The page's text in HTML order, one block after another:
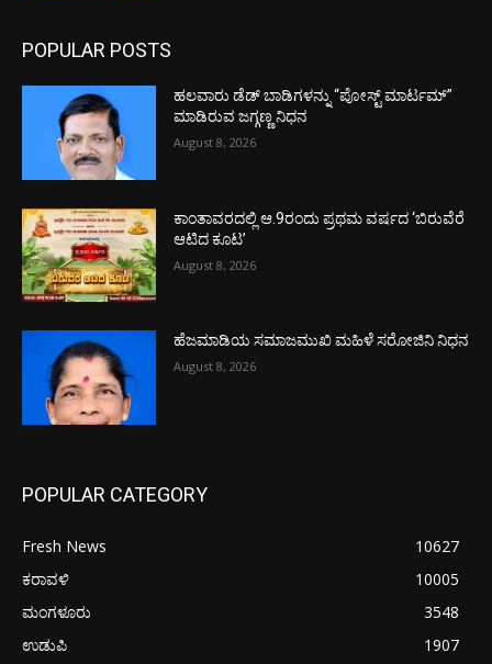
POPULAR POSTS
ಹಲವಾರು ಡೆಡ್ ಬಾಡಿಗಳನ್ನು “ಪೋಸ್ಟ್ ಮಾರ್ಟಮ್”
ಮಾಡಿರುವ ಜಗ್ಗಣ್ಣ ನಿಧನ
August 8, 2026
ಕಾಂತಾವರದಲ್ಲಿ ಆ.9ರಂದು ಪ್ರಥಮ ವರ್ಷದ ‘ಬಿರುವೆರೆ
ಆಟಿದ ಕೂಟ’
August 8, 2026
ಹೆಜಮಾಡಿಯ ಸಮಾಜಮುಖಿ ಮಹಿಳೆ ಸರೋಜಿನಿ ನಿಧನ
August 8, 2026
POPULAR CATEGORY
Fresh News
10627
ಕರಾವಳಿ
10005
ಮಂಗಳೂರು
3548
ಉಡುಪಿ
1907